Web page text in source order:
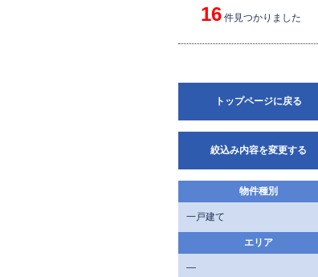
16件見つかりました
トップページに戻る
絞込み内容を変更する
物件種別
一戸建て
エリア
—